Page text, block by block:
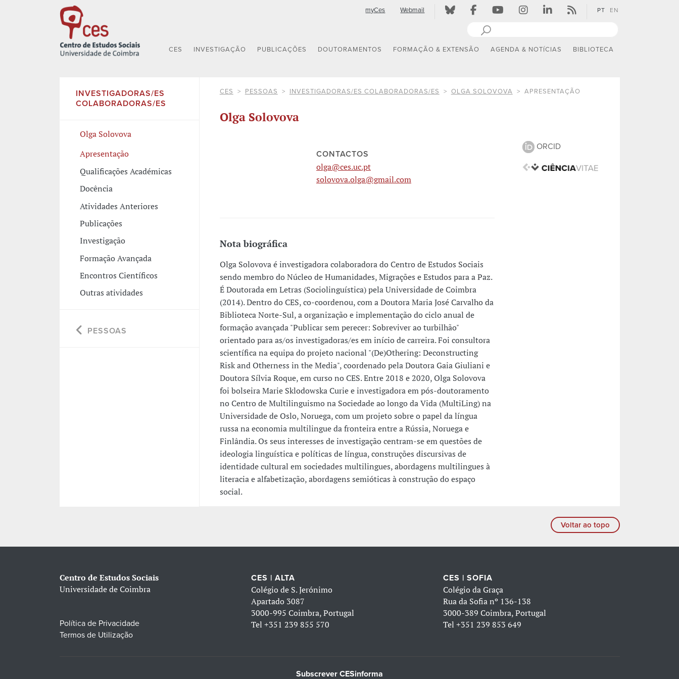
myCes Webmail PT EN
CES INVESTIGAÇÃO PUBLICAÇÕES DOUTORAMENTOS FORMAÇÃO & EXTENSÃO AGENDA & NOTÍCIAS BIBLIOTECA
INVESTIGADORAS/ES
COLABORADORAS/ES
Olga Solovova
Apresentação
Qualificações Académicas
Docência
Atividades Anteriores
Publicações
Investigação
Formação Avançada
Encontros Científicos
Outras atividades
PESSOAS
CES PESSOAS INVESTIGADORAS/ES COLABORADORAS/ES OLGA SOLOVOVA APRESENTAÇÃO
Olga Solovova
CONTACTOS
olga@ces.uc.pt
solovova.olga@gmail.com
Nota biográfica
Olga Solovova é investigadora colaboradora do Centro de Estudos Sociais
sendo membro do Núcleo de Humanidades, Migrações e Estudos para a Paz.
É Doutorada em Letras (Sociolinguística) pela Universidade de Coimbra
(2014). Dentro do CES, co-coordenou, com a Doutora Maria José Carvalho da
Biblioteca Norte-Sul, a organização e implementação do ciclo anual de
formação avançada "Publicar sem perecer: Sobreviver ao turbilhão"
orientado para as/os investigadoras/es em início de carreira. Foi consultora
scientífica na equipa do projeto nacional "(De)Othering: Deconstructing
Risk and Otherness in the Media", coordenado pela Doutora Gaia Giuliani e
Doutora Sílvia Roque, em curso no CES. Entre 2018 e 2020, Olga Solovova
foi bolseira Marie Sklodowska Curie e investigadora em pós-doutoramento
no Centro de Multilinguismo na Sociedade ao longo da Vida (MultiLing) na
Universidade de Oslo, Noruega, com um projeto sobre o papel da língua
russa na economia multilingue da fronteira entre a Rússia, Noruega e
Finlândia. Os seus interesses de investigação centram-se em questões de
ideologia linguística e políticas de língua, construções discursivas de
identidade cultural em sociedades multilingues, abordagens multilingues à
literacia e alfabetização, abordagens semióticas à construção do espaço
social.
ORCID
Voltar ao topo
Centro de Estudos Sociais
Universidade de Coimbra
Política de Privacidade
Termos de Utilização
CES | ALTA
Colégio de S. Jerónimo
Apartado 3087
3000-995 Coimbra, Portugal
Tel+351 239 855 570
CES | SOFIA
Colégio da Graça
Rua da Sofia nº 136-138
3000-389 Coimbra, Portugal
Tel +351 239 853 649
Subscrever CESinforma